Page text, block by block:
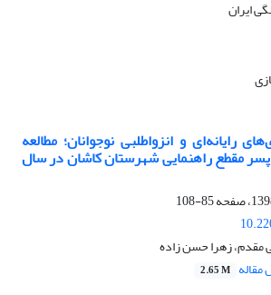
رایانه‌ای و انزواطلبی نوجوانان؛ مطالعه
مقطع راهنمایی شهرستان کاشان در سال
85-108
مقدم، زهرا حسن زاده
2.65 M